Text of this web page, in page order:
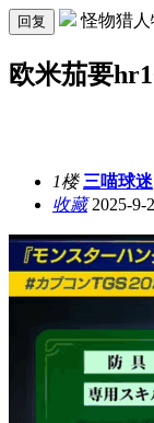
回复 怪物猎人
欧米茄要
1楼 三喵球迷
收藏2025-9-